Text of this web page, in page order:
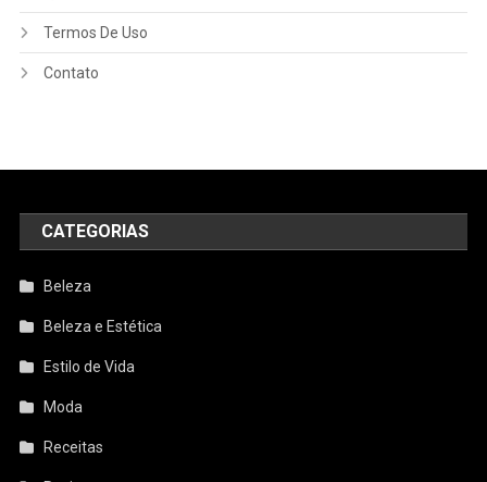
Termos De Uso
Contato
CATEGORIAS
Beleza
Beleza e Estética
Estilo de Vida
Moda
Receitas